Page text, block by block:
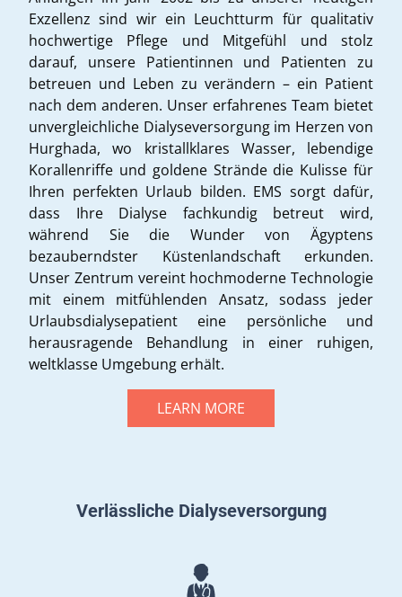
Exzellenz sind wir ein Leuchtturm für qualitativ
hochwertige Pflege und Mitgefühl und stolz
darauf, unsere Patientinnen und Patienten zu
betreuen und Leben zu verändern – ein Patient
nach dem anderen. Unser erfahrenes Team bietet
unvergleichliche Dialyseversorgung im Herzen von
Hurghada, wo kristallklares Wasser, lebendige
Korallenriffe und goldene Strände die Kulisse für
Ihren perfekten Urlaub bilden. EMS sorgt dafür,
dass Ihre Dialyse fachkundig betreut wird,
während Sie die Wunder von Ägyptens
bezauberndster Küstenlandschaft erkunden.
Unser Zentrum vereint hochmoderne Technologie
mit einem mitfühlenden Ansatz, sodass jeder
Urlaubsdialysepatient eine persönliche und
herausragende Behandlung in einer ruhigen,
weltklasse Umgebung erhält.
LEARN MORE
Verlässliche Dialyseversorgung